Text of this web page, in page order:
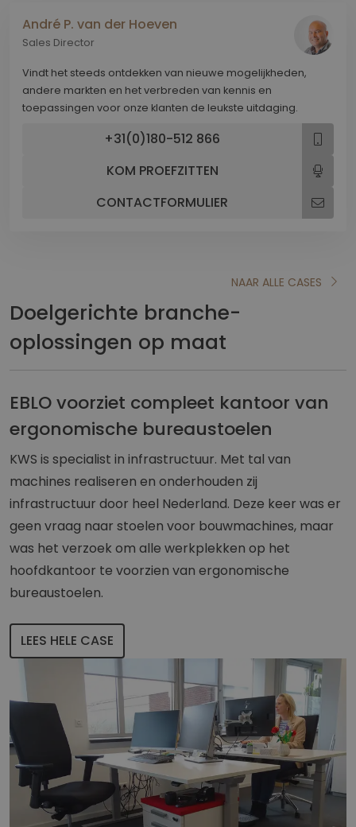
André P. van der Hoeven
Sales Director
Vindt het steeds ontdekken van nieuwe mogelijkheden,
andere markten en het verbreden van kennis en
toepassingen voor onze klanten de leukste uitdaging.
+31(0)180-512 866
KOM PROEFZITTEN
CONTACTFORMULIER
Doelgerichte branche-
oplossingen op maat
NAAR ALLE CASES
EBLO voorziet compleet kantoor van
ergonomische bureaustoelen
KWS is specialist in infrastructuur. Met tal van
machines realiseren en onderhouden zij
infrastructuur door heel Nederland. Deze keer was er
geen vraag naar stoelen voor bouwmachines, maar
was het verzoek om alle werkplekken op het
hoofdkantoor te voorzien van ergonomische
bureaustoelen.
LEES HELE CASE